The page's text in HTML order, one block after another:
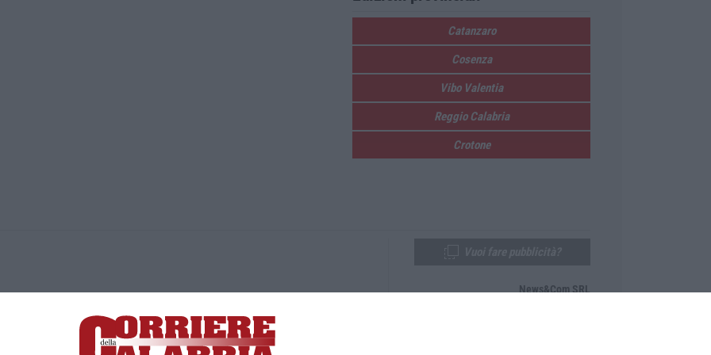
Catanzaro
Cosenza
Vibo Valentia
Reggio Calabria
Crotone
Lamezia Terme (CZ)
responsabile Paola Militano |Privacy
News&Com SRL